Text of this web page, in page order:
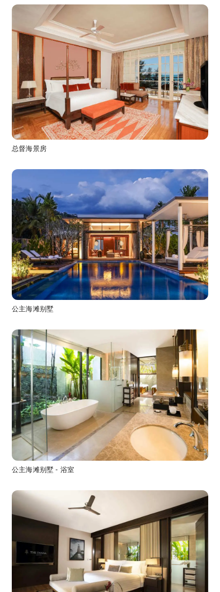
总督海景房
公主海滩别墅
公主海滩别墅 - 浴室